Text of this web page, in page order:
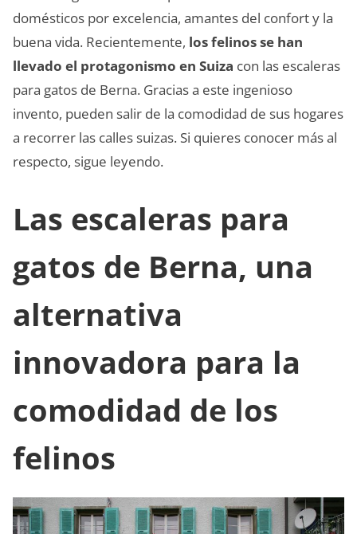
domésticos por excelencia, amantes del confort y la
buena vida. Recientemente, los felinos se han
llevado el protagonismo en Suiza con las escaleras
para gatos de Berna. Gracias a este ingenioso
invento, pueden salir de la comodidad de sus hogares
a recorrer las calles suizas. Si quieres conocer más al
respecto, sigue leyendo.
Las escaleras para
gatos de Berna, una
alternativa
innovadora para la
comodidad de los
felinos